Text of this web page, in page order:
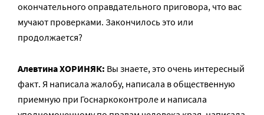
окончательного оправдательного приговора, что вас
мучают проверками. Закончилось это или
продолжается?
Алевтина ХОРИНЯК: Вы знаете, это очень интересный
факт. Я написала жалобу, написала в общественную
приемную при Госнаркоконтроле и написала